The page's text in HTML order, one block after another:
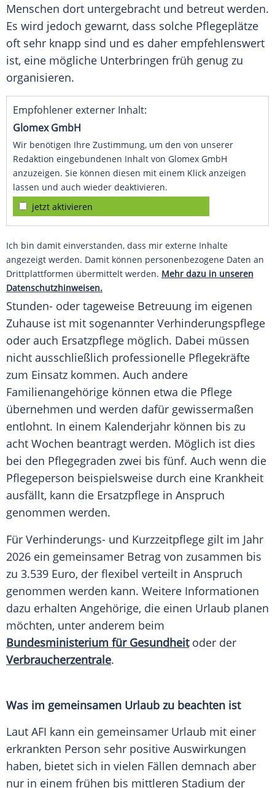
Menschen dort untergebracht und betreut werden.
Es wird jedoch gewarnt, dass solche Pflegeplätze
oft sehr knapp sind und es daher empfehlenswert
ist, eine mögliche Unterbringen früh genug zu
organisieren.
Empfohlener externer Inhalt:
Glomex GmbH
Wir benötigen Ihre Zustimmung, um den von unserer
Redaktion eingebundenen Inhalt von Glomex GmbH
anzuzeigen. Sie können diesen mit einem Klick anzeigen
lassen und auch wieder deaktivieren.
jetzt aktivieren
Ich bin damit einverstanden, dass mir externe Inhalte
angezeigt werden. Damit können personenbezogene Daten an
Drittplattformen übermittelt werden. Mehr dazu in unseren
Datenschutzhinweisen.
Stunden- oder tageweise Betreuung im eigenen
Zuhause ist mit sogenannter Verhinderungspflege
oder auch Ersatzpflege möglich. Dabei müssen
nicht ausschließlich professionelle Pflegekräfte
zum Einsatz kommen. Auch andere
Familienangehörige können etwa die Pflege
übernehmen und werden dafür gewissermaßen
entlohnt. In einem Kalenderjahr können bis zu
acht Wochen beantragt werden. Möglich ist dies
bei den Pflegegraden zwei bis fünf. Auch wenn die
Pflegeperson beispielsweise durch eine Krankheit
ausfällt, kann die Ersatzpflege in Anspruch
genommen werden.
Für Verhinderungs- und Kurzzeitpflege gilt im Jahr
2026 ein gemeinsamer Betrag von zusammen bis
zu 3.539 Euro, der flexibel verteilt in Anspruch
genommen werden kann. Weitere Informationen
dazu erhalten Angehörige, die einen Urlaub planen
möchten, unter anderem beim
Bundesministerium für Gesundheitoder der
Verbraucherzentrale.
Was im gemeinsamen Urlaub zu beachten ist
Laut AFI kann ein gemeinsamer Urlaub mit einer
erkrankten Person sehr positive Auswirkungen
haben, bietet sich in vielen Fällen demnach aber
nur in einem frühen bis mittleren Stadium der